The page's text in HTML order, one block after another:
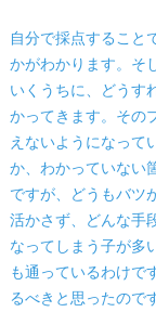
自分で採点すること
かがわかります。そ
いくうちに、どうす
かってきます。その
えないようになって
か、わかっていない
ですが、どうもバツ
活かさず、どんな手
なってしまう子が多
も通っているわけで
るべきと思ったので